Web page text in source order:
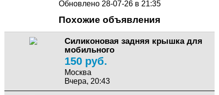
Обновлено 28-07-26 в 21:35
Похожие объявления
Силиконовая задняя крышка для
мобильного
150 руб.
Москва
Вчера, 20:43